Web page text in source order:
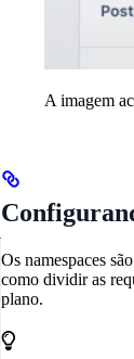
A imagem
Os namespaces
como dividir as
plano.